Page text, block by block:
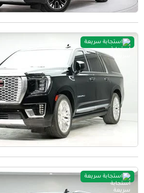
استجابة سريعة
استجابة سريعة